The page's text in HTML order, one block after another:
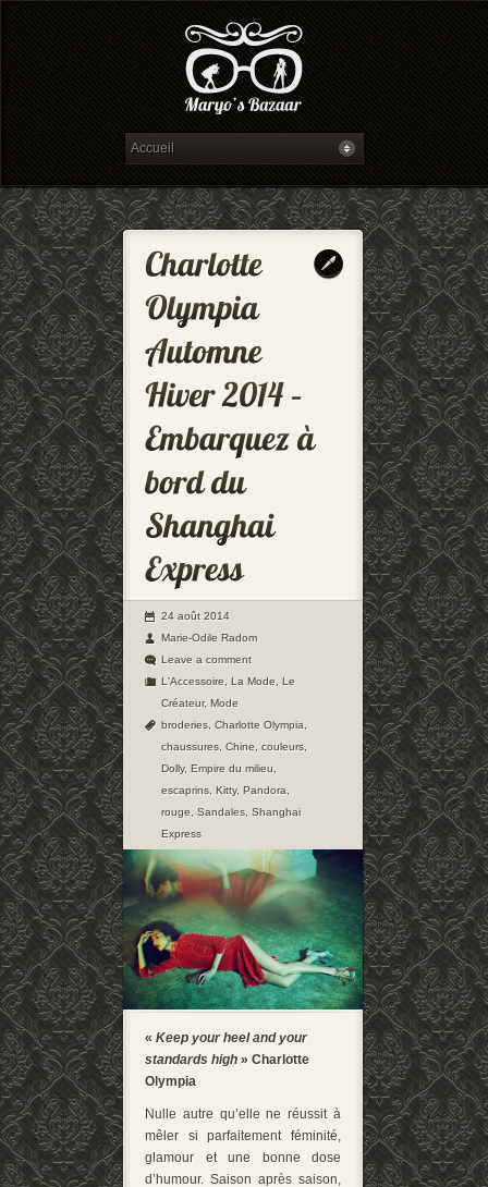
24 août 2014
Marie-Odile Radom
Leave a comment
L'Accessoire
La Mode
Le
Créateur, Mode
broderies Charlotte Olympia
chaussures Chine couleurs
Dolly, Empire du milieu
escaprins Kitty, Pandora
rouge
Sandales Shanghai
Express
« Keep your heel and your
standards high » Charlotte
Olympia
Nulle autre qu’elle ne réussit à
mêler si parfaitement féminité,
glamour et une bonne dose
d’humour. Saison après saison,